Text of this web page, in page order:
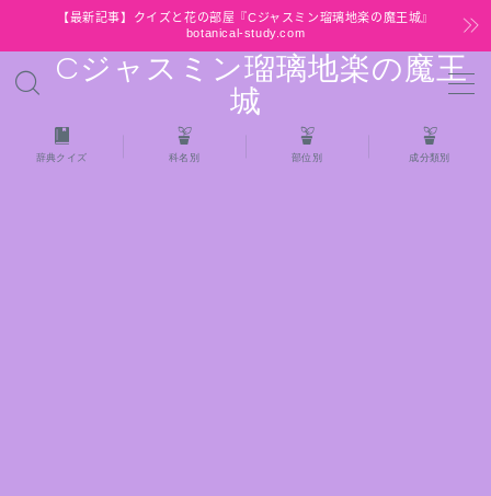
【最新記事】クイズと花の部屋『Cジャスミン瑠璃地楽の魔王城』
botanical-study.com
Cジャスミン瑠璃地楽の魔王
城
MENU
HOME
辞典クイズ 科名別 部位別 成分類別